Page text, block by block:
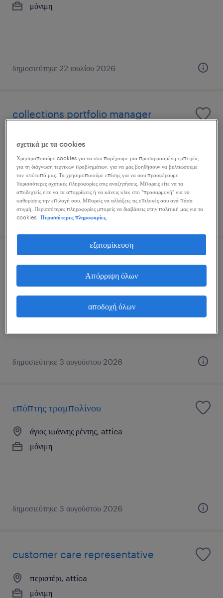
μόνιμη
δημοσιεύτηκε 22 ιουλίου 2026
collections portfolio manager
δημοσιεύτηκε 29 ιουλίου 2026
άγιος ιωάννης ρέντης, attica
δημοσιεύτηκε 3 αυγούστου 2026
επόπτης τραμπολίνου
άγιος ιωάννης ρέντης, attica
μόνιμη
δημοσιεύτηκε 3 αυγούστου 2026
customer care representative
περιστέρι, attica
μόνιμη
σχετικά με τα cookies
Χρησιμοποιούμε cookies για να σου παρέχουμε μια προσαρμοσμένη εμπειρία,
για τη διάγνωση τεχνικών προβλημάτων, για να μας βοηθήσουν να βελτιώσουμε
τον ιστότοπό μας. Τα χρησιμοποιούμε επίσης για να σου προσφέρουμε
περισσότερες σχετικές πληροφορίες στις αναζητήσεις. Μπορείς είτε να τα
αποδεχτείς είτε να τα απορρίψεις ή να κάνεις κλικ στο "προσαρμογή" για να
καθορίσεις την επιλογή σου. Μπορείς να αλλάξεις τις επιλογές σου ανά πάσα
στιγμή. Περισσότερες πληροφορίες μπορείς να διαβάσεις στην πολιτική μας για τα
cookies.
Περισσότερες πληροφορίες.
εξατομίκευση
Απόρριψη όλων
αποδοχή όλων